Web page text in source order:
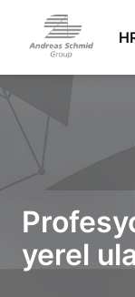
springenStartseite
yerel